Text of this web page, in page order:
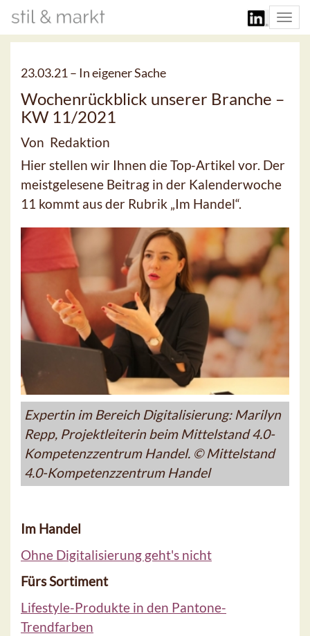
23.03.21 – In eigener Sache
Wochenrückblick unserer Branche –
KW 11/2021
Von Redaktion
Hier stellen wir Ihnen die Top-Artikel vor. Der
meistgelesene Beitrag in der Kalenderwoche
11 kommt aus der Rubrik „Im Handel“.
Expertin im Bereich Digitalisierung: Marilyn
Repp, Projektleiterin beim Mittelstand 4.0-
Kompetenzzentrum Handel. © Mittelstand
4.0-Kompetenzzentrum Handel
Im Handel
Ohne Digitalisierung geht's nicht
Fürs Sortiment
Lifestyle-Produkte in den Pantone-
Trendfarben